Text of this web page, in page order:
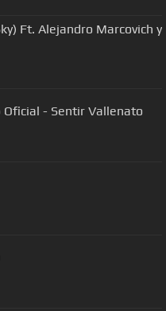
Ft. Alejandro Marcovich y
Oficial - Sentir Vallenato